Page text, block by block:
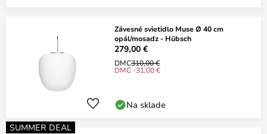
Závesné svietidlo Muse Ø 40 cm
opál/mosadz - Hübsch
279,00 €
DMC310,00 €
DMC -31,00 €
Na sklade
SUMMER DEAL